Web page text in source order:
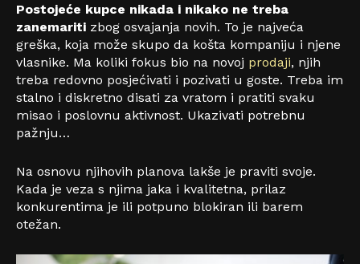
Postojeće kupce nikada i nikako ne treba
zanemariti zbog osvajanja novih. To je najveća
greška, koja može skupo da košta kompaniju i njene
vlasnike. Ma koliki fokus bio na novoj prodaji, njih
treba redovno posjećivati i pozivati u goste. Treba im
stalno i diskretno disati za vratom i pratiti svaku
misao i poslovnu aktivnost. Ukazivati potrebnu
pažnju…
Na osnovu njihovih planova lakše je praviti svoje.
Kada je veza s njima jaka i kvalitetna, prilaz
konkurentima je ili potpuno blokiran ili barem
otežan.